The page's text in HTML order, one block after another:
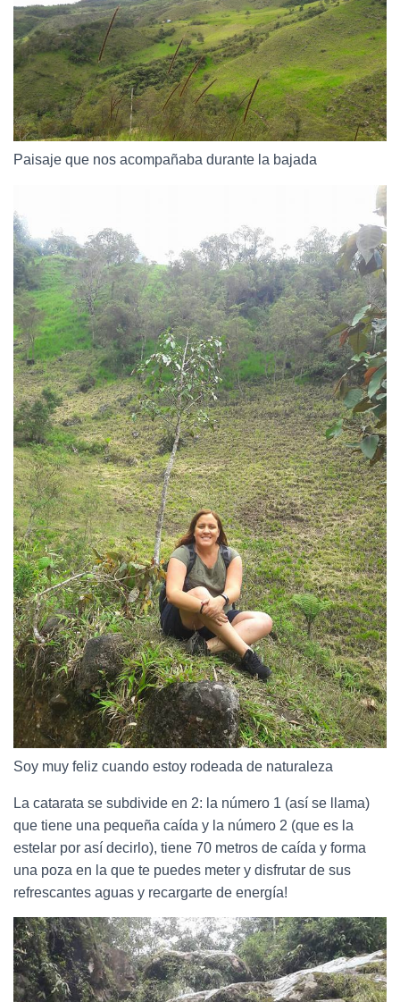
Paisaje que nos acompañaba durante la bajada
Soy muy feliz cuando estoy rodeada de naturaleza
La catarata se subdivide en 2: la número 1 (así se llama)
que tiene una pequeña caída y la número 2 (que es la
estelar por así decirlo), tiene 70 metros de caída y forma
una poza en la que te puedes meter y disfrutar de sus
refrescantes aguas y recargarte de energía!